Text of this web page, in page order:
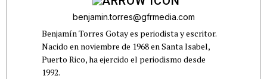
benjamin.torres@gfrmedia.com
Benjamín Torres Gotay es periodista y escritor.
Nacido en noviembre de 1968 en Santa Isabel,
Puerto Rico, ha ejercido el periodismo desde
1992.